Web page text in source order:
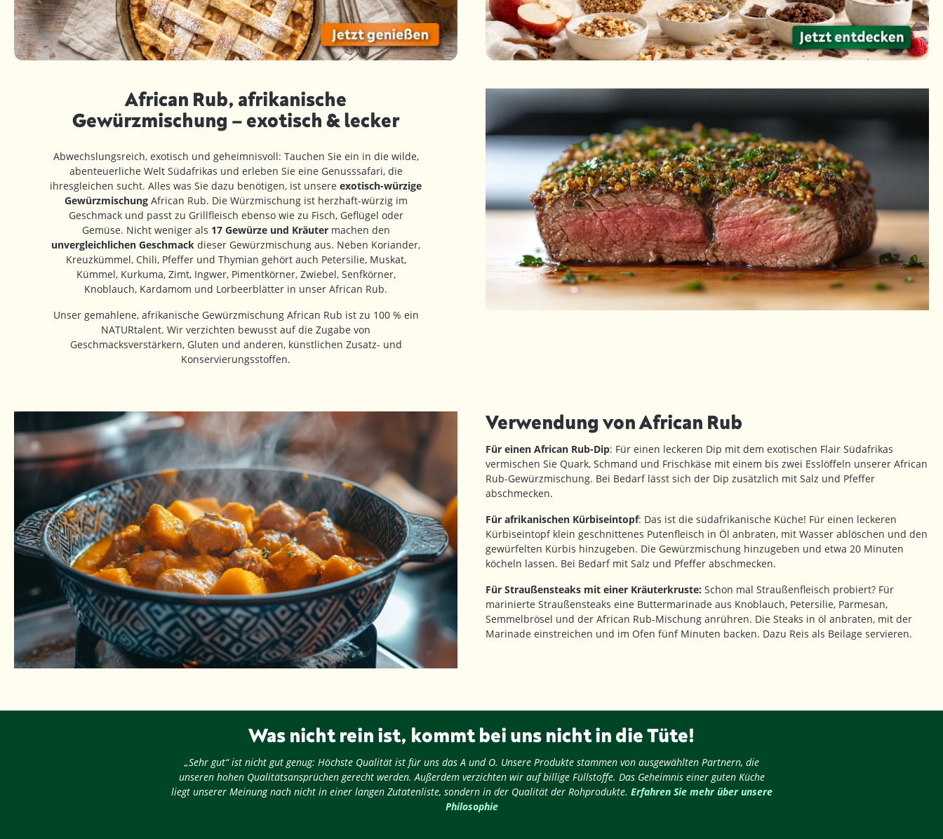
African Rub, afrikanische
Gewürzmischung – exotisch & lecker
Abwechslungsreich, exotisch und geheimnisvoll: Tauchen Sie ein in die wilde,
abenteuerliche Welt Südafrikas und erleben Sie eine Genusssafari, die
ihresgleichen sucht. Alles was Sie dazu benötigen, ist unsere exotisch-würzige
GewürzmischungAfrican Rub. Die Würzmischung ist herzhaft-würzig im
Geschmack und passt zu Grillfleisch ebenso wie zu Fisch, Geflügel oder
Gemüse. Nicht weniger als 17 Gewürze und Kräutermachen den
unvergleichlichen Geschmack dieser Gewürzmischung aus. Neben Koriander,
Kreuzkümmel, Chili, Pfeffer und Thymian gehört auch Petersilie, Muskat,
Kümmel, Kurkuma, Zimt, Ingwer, Pimentkörner, Zwiebel, Senfkörner,
Knoblauch, Kardamom und Lorbeerblätter in unser African Rub.
Unser gemahlene, afrikanische Gewürzmischung African Rub ist zu 100 % ein
NATURtalent. Wir verzichten bewusst auf die Zugabe von
Geschmacksverstärkern, Gluten und anderen, künstlichen Zusatz- und
Konservierungsstoffen.
Verwendung von African Rub
Für einen African Rub-Dip: Für einen leckeren Dip mit dem exotischen Flair Südafrikas
vermischen Sie Quark, Schmand und Frischkäse mit einem bis zwei Esslöffeln unserer African
Rub-Gewürzmischung. Bei Bedarf lässt sich der Dip zusätzlich mit Salz und Pfeffer
abschmecken.
Für afrikanischen Kürbiseintopf: Das ist die südafrikanische Küche! Für einen leckeren
Kürbiseintopf klein geschnittenes Putenfleisch in Öl anbraten, mit Wasser ablöschen und den
gewürfelten Kürbis hinzugeben. Die Gewürzmischung hinzugeben und etwa 20 Minuten
köcheln lassen. Bei Bedarf mit Salz und Pfeffer abschmecken.
Für Straußensteaks mit einer Kräuterkruste: Schon mal Straußenfleisch probiert? Für
marinierte Straußensteaks eine Buttermarinade aus Knoblauch, Petersilie, Parmesan,
Semmelbrösel und der African Rub-Mischung anrühren. Die Steaks in öl anbraten, mit der
Marinade einstreichen und im Ofen fünf Minuten backen. Dazu Reis als Beilage servieren.
Was nicht rein ist, kommt bei uns nicht in die Tüte!
„Sehr gut“ ist nicht gut genug: Höchste Qualität ist für uns das A und O. Unsere Produkte stammen von ausgewählten Partnern, die
unseren hohen Qualitätsansprüchen gerecht werden. Außerdem verzichten wir auf billige Füllstoffe. Das Geheimnis einer guten Küche
liegt unserer Meinung nach nicht in einer langen Zutatenliste, sondern in der Qualität der Rohprodukte. Erfahren Sie mehr über unsere
Philosophie